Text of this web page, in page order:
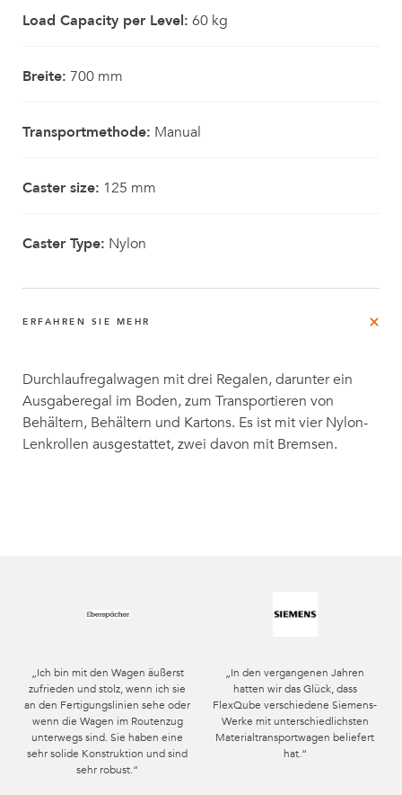
Load Capacity per Level: 60 kg
Breite: 700 mm
Transportmethode: Manual
Caster size: 125 mm
Caster Type: Nylon
ERFAHREN SIE MEHR
Durchlaufregalwagen mit drei Regalen, darunter ein
Ausgaberegal im Boden, zum Transportieren von
Behältern, Behältern und Kartons. Es ist mit vier Nylon-
Lenkrollen ausgestattet, zwei davon mit Bremsen.
„Ich bin mit den Wagen äußerst
zufrieden und stolz, wenn ich sie
an den Fertigungslinien sehe oder
wenn die Wagen im Routenzug
unterwegs sind. Sie haben eine
sehr solide Konstruktion und sind
sehr robust.“
„In den vergangenen Jahren
hatten wir das Glück, dass
FlexQube verschiedene Siemens-
Werke mit unterschiedlichsten
Materialtransportwagen beliefert
hat.“